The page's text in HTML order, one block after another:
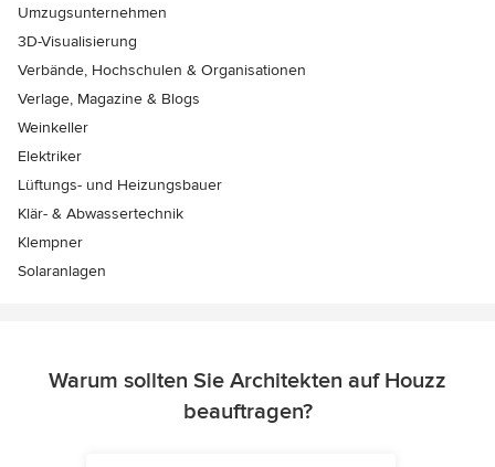
Umzugsunternehmen
3D-Visualisierung
Verbände, Hochschulen & Organisationen
Verlage, Magazine & Blogs
Weinkeller
Elektriker
Lüftungs- und Heizungsbauer
Klär- & Abwassertechnik
Klempner
Solaranlagen
Warum sollten Sie Architekten auf Houzz
beauftragen?